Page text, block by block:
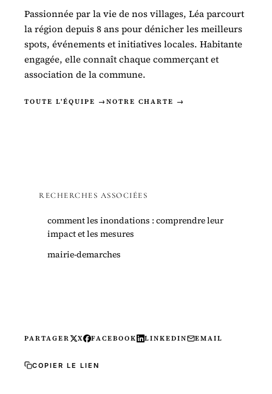
Passionnée par la vie de nos villages, Léa parcourt
la région depuis 8 ans pour dénicher les meilleurs
spots, événements et initiatives locales. Habitante
engagée, elle connaît chaque commerçant et
association de la commune.
TOUTE L'ÉQUIPE → NOTRE CHARTE →
RECHERCHES ASSOCIÉES
comment les inondations : comprendre leur
impact et les mesures
mairie-demarches
PARTAGER X FACEBOOK LINKEDIN EMAIL
COPIER LE LIEN